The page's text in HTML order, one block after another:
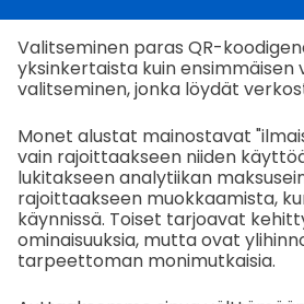
Valitseminen paras QR-
yksinkertaista kuin ensimmäisen
valitseminen, jonka löydät
Monet alustat mainostavat
vain rajoittaakseen niiden
lukitakseen analytiikan
rajoittaakseen muokkaamista,
käynnissä. Toiset tarjoavat
ominaisuuksia, mutta ovat
tarpeettoman monimutkaisia.